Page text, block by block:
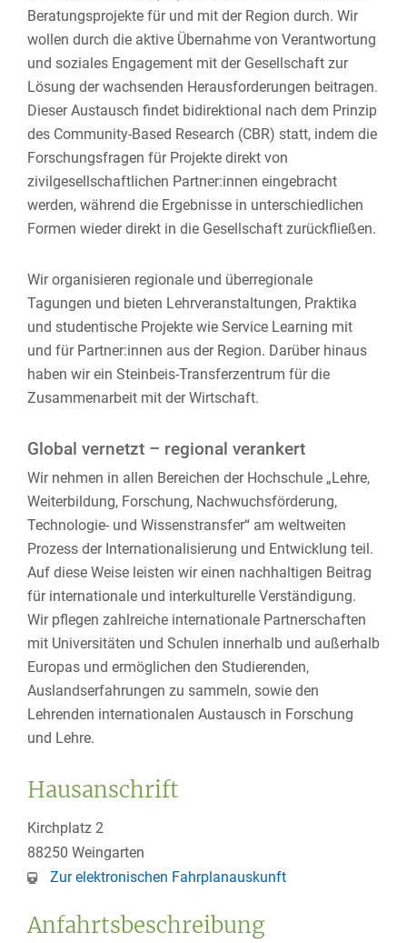
Beratungsprojekte für und mit der Region durch. Wir
wollen durch die aktive Übernahme von Verantwortung
und soziales Engagement mit der Gesellschaft zur
Lösung der wachsenden Herausforderungen beitragen.
Dieser Austausch findet bidirektional nach dem Prinzip
des Community-Based Research (CBR) statt, indem die
Forschungsfragen für Projekte direkt von
zivilgesellschaftlichen Partner:innen eingebracht
werden, während die Ergebnisse in unterschiedlichen
Formen wieder direkt in die Gesellschaft zurückfließen.
Wir organisieren regionale und überregionale
Tagungen und bieten Lehrveranstaltungen, Praktika
und studentische Projekte wie Service Learning mit
und für Partner:innen aus der Region. Darüber hinaus
haben wir ein Steinbeis-Transferzentrum für die
Zusammenarbeit mit der Wirtschaft.
Global vernetzt – regional verankert
Wir nehmen in allen Bereichen der Hochschule „Lehre,
Weiterbildung, Forschung, Nachwuchsförderung,
Technologie- und Wissenstransfer“ am weltweiten
Prozess der Internationalisierung und Entwicklung teil.
Auf diese Weise leisten wir einen nachhaltigen Beitrag
für internationale und interkulturelle Verständigung.
Wir pflegen zahlreiche internationale Partnerschaften
mit Universitäten und Schulen innerhalb und außerhalb
Europas und ermöglichen den Studierenden,
Auslandserfahrungen zu sammeln, sowie den
Lehrenden internationalen Austausch in Forschung
und Lehre.
Hausanschrift
Kirchplatz 2
88250 Weingarten
Zur elektronischen Fahrplanauskunft
Anfahrtsbeschreibung